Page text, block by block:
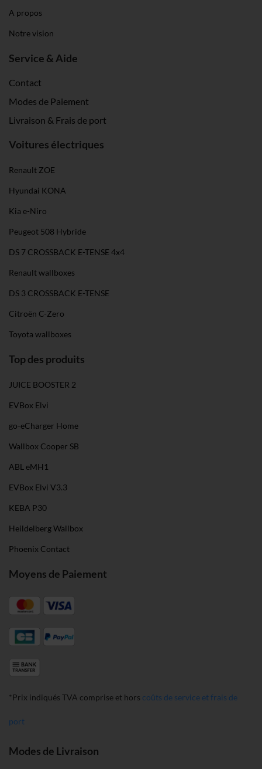
A propos
Notre vision
Service & Aide
Contact
Modes de Paiement
Livraison & Frais de port
Voitures électriques
Renault ZOE
Hyundai KONA
Kia e-Niro
Peugeot 508 Hybride
DS 7 CROSSBACK E-TENSE 4x4
Renault wallboxes
DS 3 CROSSBACK E-TENSE
Citroën C-Zero
Toyota wallboxes
Top des produits
JUICE BOOSTER 2
EVBox Elvi
go-eCharger Home
Wallbox Cooper SB
ABL eMH1
EVBox Elvi V3.3
KEBA P30
Heildelberg Wallbox
Phoenix Contact
Moyens de Paiement
*Prix indiqués TVA comprise et hors coûts de service et frais de
port
Modes de Livraison